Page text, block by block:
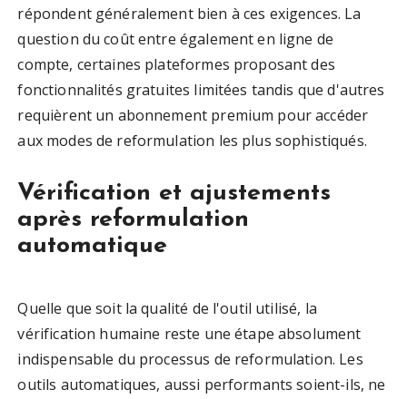
répondent généralement bien à ces exigences. La
question du coût entre également en ligne de
compte, certaines plateformes proposant des
fonctionnalités gratuites limitées tandis que d'autres
requièrent un abonnement premium pour accéder
aux modes de reformulation les plus sophistiqués.
Vérification et ajustements
après reformulation
automatique
Quelle que soit la qualité de l'outil utilisé, la
vérification humaine reste une étape absolument
indispensable du processus de reformulation. Les
outils automatiques, aussi performants soient-ils, ne